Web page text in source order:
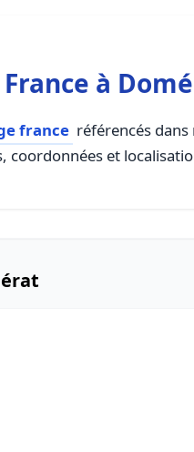
à
france référencés
coordonnées et